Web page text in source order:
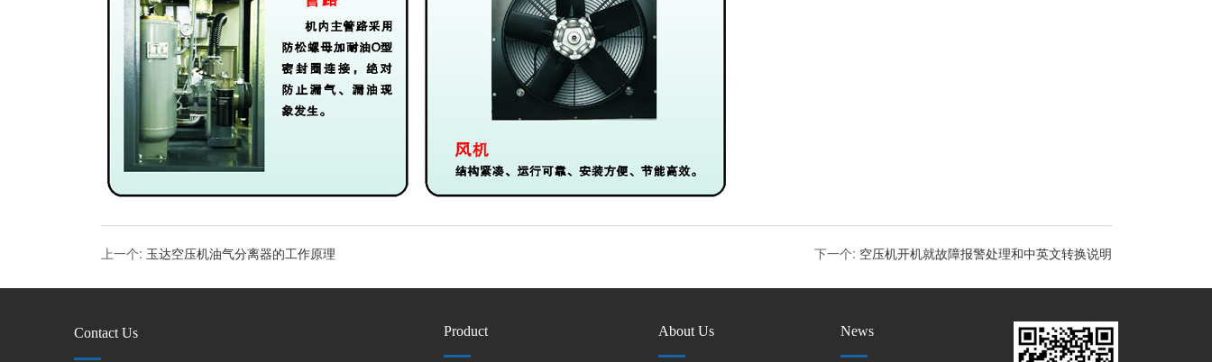
上一个: 玉达空压机油气分离器的工作原理 下一个: 空压机开机就故障报警处理和中英文转换说明
Contact Us Product About Us News